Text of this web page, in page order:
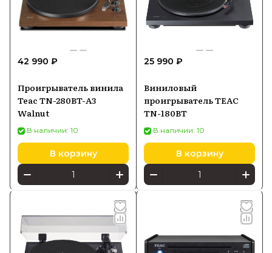
Купить аудиотехнику Teac можно в Batya
оперативной доставкой по России.
42 990 ₽
Проигрыватель винила
Teac TN-280BT-A3
Walnut
В наличии: 10
В корзину
25 990 ₽
Виниловый
проигрыватель TEAC
TN-180BT
В наличии: 10
В корзину